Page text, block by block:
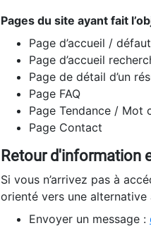
Pages du site ayant fait
Page d’accueil /
Page d’accueil
Page de détail d’un
Page FAQ
Page Tendance / Mot
Page Contact
Retour d'information
Si vous n’arrivez pas à
orienté vers une
Envoyer un message :